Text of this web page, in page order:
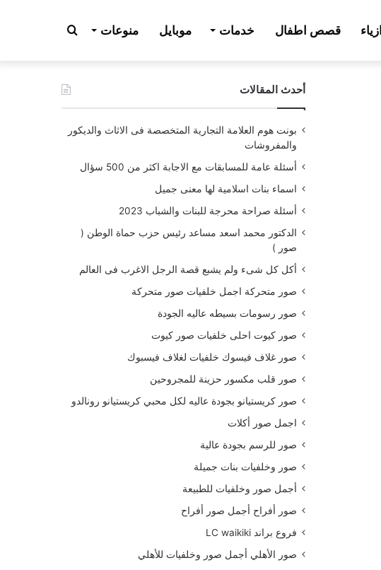
قصص اطفال خدمات موبايل منوعات بحث
عن أحدث المقالات
بونت هوم العلامة التجارية المتخصصة فى الاثاث والديكور
والمفروشات
أسئلة عامة للمسابقات مع الاجابة اكثر من 500 سؤال
اسماء بنات اسلامية لها معنى جميل
أسئلة صراحة محرجة للبنات والشباب 2023
الدكتور محمد اسعد مساعد رئيس حزب حماة الوطن (
صور )
أكل كل شىء ولم يشبع قصة الرجل الاغرب فى العالم
صور متحركة اجمل خلفيات صور متحركة
صور رسومات بسيطه عاليه الجودة
صور كيوت احلى خلفيات صور كيوت
صور غلاف فيسوك خلفيات لغلاف فيسبوك
صور قلب مكسور حزينة للمجروحين
صور كريستيانو بجودة عاليه لكل محبي كريستيانو رونالدو
اجمل صور أكلات
صور للرسم بجودة عالية
صور وخلفيات بنات جميلة
أجمل صور وخلفيات للطبيعة
صور أفراح أجمل صور أفراح
فروع براند LC waikiki
صور الأهلي أجمل صور وخلفيات للأهلي